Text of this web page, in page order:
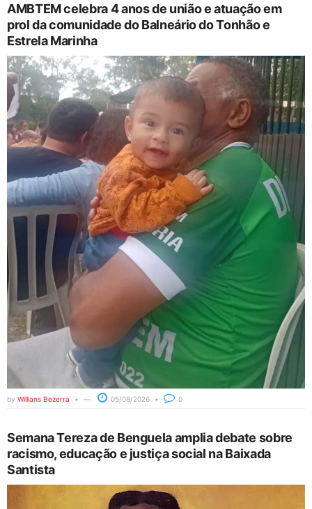
AMBTEM celebra 4 anos de união e atuação em
prol da comunidade do Balneário do Tonhão e
Estrela Marinha
by Willians Bezerra 05/08/2026 0
Semana Tereza de Benguela amplia debate sobre
racismo, educação e justiça social na Baixada
Santista